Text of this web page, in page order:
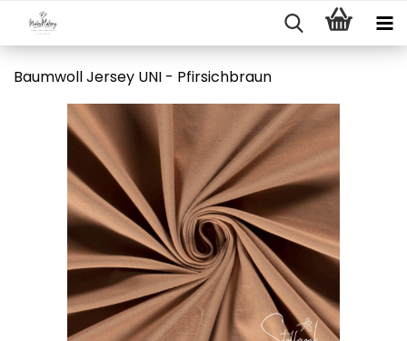
Baumwoll Jersey UNI - Pfirsichbraun